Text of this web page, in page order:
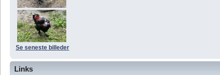
Se seneste billeder
Links